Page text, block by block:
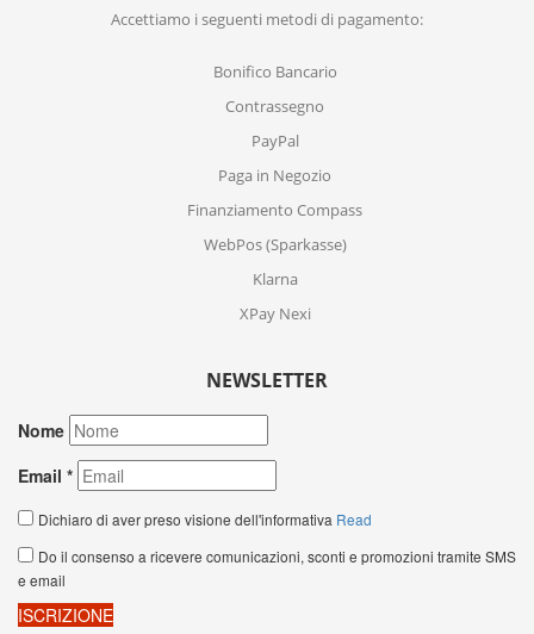
Accettiamo i seguenti metodi di pagamento:
Bonifico Bancario
Contrassegno
PayPal
Paga in Negozio
Finanziamento Compass
WebPos (Sparkasse)
Klarna
XPay Nexi
NEWSLETTER